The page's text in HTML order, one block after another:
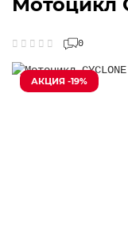
0
АКЦИЯ -19%